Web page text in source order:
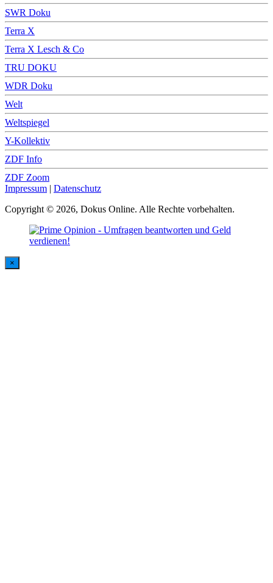
SWR Doku
Terra X
Terra X Lesch & Co
TRU DOKU
WDR Doku
Welt
Weltspiegel
Y-Kollektiv
ZDF Info
ZDF Zoom
Impressum | Datenschutz
Copyright © 2026, Dokus Online. Alle Rechte vorbehalten.
×